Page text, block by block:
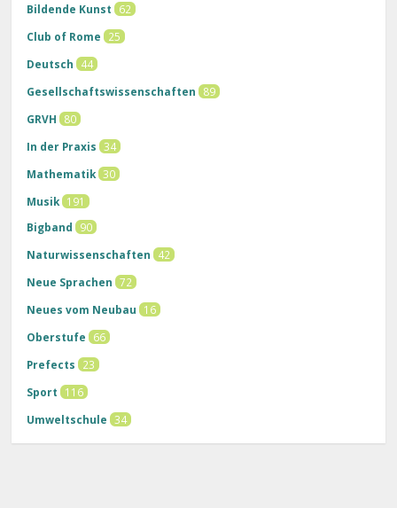
Bildende Kunst
62
Club of Rome
25
Deutsch
44
Gesellschaftswissenschaften
89
GRVH
80
In der Praxis
34
Mathematik 30
Musik 191
Bigband
90
Naturwissenschaften
42
Neue Sprachen 72
Neues vom Neubau
16
Oberstufe
66
Prefects
23
Sport
116
Umweltschule
34